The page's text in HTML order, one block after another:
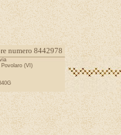
numero 8442978
(VI)